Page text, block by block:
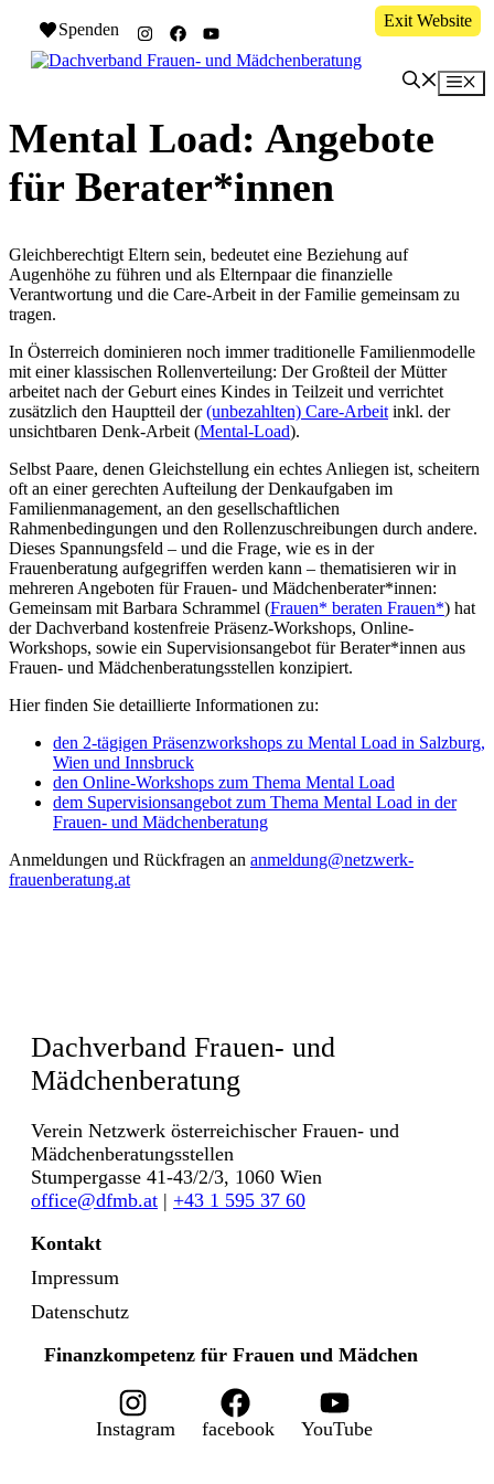
Exit Website
Inhalt
springen
Spenden
Mental Load: Angebote
für Berater*innen
Gleichberechtigt Eltern sein, bedeutet eine Beziehung auf
Augenhöhe zu führen und als Elternpaar die finanzielle
Verantwortung und die Care-Arbeit in der Familie gemeinsam zu
tragen.
In Österreich dominieren noch immer traditionelle Familienmodelle
mit einer klassischen Rollenverteilung: Der Großteil der Mütter
arbeitet nach der Geburt eines Kindes in Teilzeit und verrichtet
zusätzlich den Hauptteil der(unbezahlten) Care-Arbeit inkl. der
unsichtbaren Denk-Arbeit (Mental-Load).
Selbst Paare, denen Gleichstellung ein echtes Anliegen ist, scheitern
oft an einer gerechten Aufteilung der Denkaufgaben im
Familienmanagement, an den gesellschaftlichen
Rahmenbedingungen und den Rollenzuschreibungen durch andere.
Dieses Spannungsfeld – und die Frage, wie es in der
Frauenberatung aufgegriffen werden kann – thematisieren wir in
mehreren Angeboten für Frauen- und Mädchenberater*innen:
Gemeinsam mit Barbara Schrammel (Frauen* beraten Frauen*) hat
der Dachverband kostenfreie Präsenz-Workshops, Online-
Workshops, sowie ein Supervisionsangebot für Berater*innen aus
Frauen- und Mädchenberatungsstellen konzipiert.
Hier finden Sie detaillierte Informationen zu:
den 2-tägigen Präsenzworkshops zu Mental Load in Salzburg,
Wien und Innsbruck
den Online-Workshops zum Thema Mental Load
dem Supervisionsangebot zum Thema Mental Load in der
Frauen- und Mädchenberatung
Anmeldungen und Rückfragen an anmeldung@netzwerk-
frauenberatung.at
Dachverband Frauen- und
Mädchenberatung
Verein Netzwerk österreichischer Frauen- und
Mädchenberatungsstellen
Stumpergasse 41-43/2/3, 1060 Wien
office@dfmb.at | +43 1 595 37 60
Kontakt
Impressum
Datenschutz
Finanzkompetenz für Frauen und Mädchen
Instagram facebook YouTube